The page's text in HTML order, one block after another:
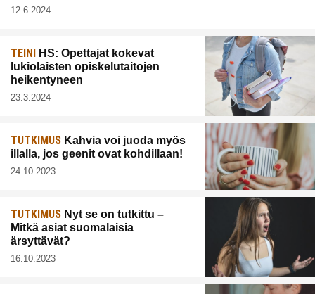
12.6.2024
TEINI
HS: Opettajat kokevat
lukiolaisten opiskelutaitojen
heikentyneen
23.3.2024
TUTKIMUS Kahvia voi juoda myös
illalla, jos geenit ovat kohdillaan!
24.10.2023
TUTKIMUS Nyt se on tutkittu –
Mitkä asiat suomalaisia
ärsyttävät?
16.10.2023